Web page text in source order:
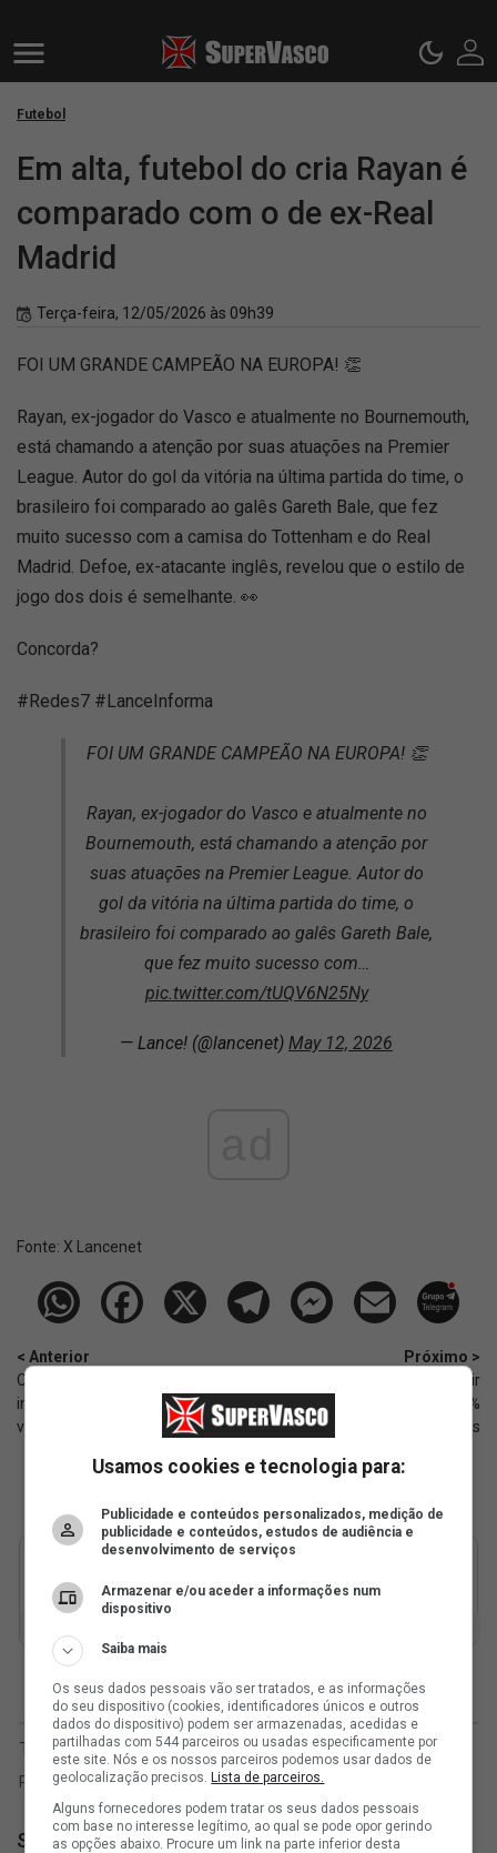
Futebol
Em alta, futebol do cria Rayan é
comparado com o de ex-Real
Madrid
Terça-feira, 12/05/2026 às 09h39
FOI UM GRANDE CAMPEÃO NA EUROPA! 👏
Rayan, ex-jogador do Vasco e atualmente no Bournemouth,
está chamando a atenção por suas atuações na Premier
League. Autor do gol da vitória na última partida do time, o
brasileiro foi comparado ao galês Gareth Bale, que fez
muito sucesso com a camisa do Tottenham e do Real
Madrid. Defoe, ex-atacante inglês, revelou que o estilo de
jogo dos dois é semelhante. 👀
Concorda?
#Redes7 #LanceInforma
FOI UM GRANDE CAMPEÃO NA EUROPA! 👏
Rayan, ex-jogador do Vasco e atualmente no
Bournemouth, está chamando a atenção por
suas atuações na Premier League. Autor do
gol da vitória na última partida do time, o
brasileiro foi comparado ao galês Gareth Bale,
que fez muito sucesso com…
pic.twitter.com/tUQV6N25Ny
— Lance! (@lancenet) May 12, 2026
Fonte: X Lancenet
< Anterior
Cria Douglas Luiz vive futuro
indefinido na Europa; nome foi
ventilado
Próximo >
Clube da Série A estuda investir
em Gabriel Pec; Vasco tem 30%
dos direitos
SuperVasco
Usamos cookies e tecnologia para:
Publicidade e conteúdos personalizados, medição de
publicidade e conteúdos, estudos de audiência e
desenvolvimento de serviços
Armazenar e/ou aceder a informações num
dispositivo
Saiba mais
Os seus dados pessoais vão ser tratados, e as informações
do seu dispositivo (cookies, identificadores únicos e outros
dados do dispositivo) podem ser armazenadas, acedidas e
partilhadas com 544 parceiros ou usadas especificamente por
este site. Nós e os nossos parceiros podemos usar dados de
geolocalização precisos. Lista de parceiros.
Alguns fornecedores podem tratar os seus dados pessoais
com base no interesse legítimo, ao qual se pode opor gerindo
as opções abaixo. Procure um link na parte inferior desta